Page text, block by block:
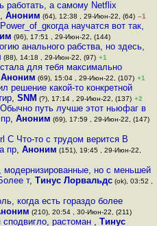
работать, а самому Netflix
,Аноним (64), 12:38 , 29-Июн-22, (64) –1
научатся вот так,
(96), 17:51 , 29-Июн-22, (144)
анального рабства, но здесь,
(88), 14:18 , 29-Июн-22, (97) +1
для тебя максимально
Аноним (69), 15:04 , 29-Июн-22, (107) +1
решение какой-то конкретной
,SNM (?), 17:14 , 29-Июн-22, (137) +2
путь лучше этот ньюфаг в
, Аноним (69), 17:59 , 29-Июн-22, (147)
C Что-то с трудом верится В
пр, Аноним (151), 19:45 , 29-Июн-22,
модернизированные, но с меньшей
т, Тинус Лорвальдс(ok), 03:52 ,
когда есть гораздо более
(210), 20:54 , 30-Июн-22, (211)
сподвигло, растоман , Тинус